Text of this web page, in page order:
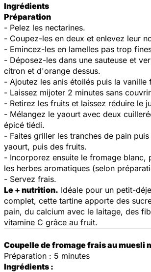
Ingrédients
Préparation
- Pelez les nectarines.
- Coupez-les en deux et enlevez leur
- Emincez-les en lamelles pas trop
- Déposez-les dans une sauteuse et
citron et d'orange dessus.
- Ajoutez les anis étoilés puis la vanille
- Laissez mijoter 2 minutes sans
- Retirez les fruits et laissez réduire le
- Mélangez le yaourt avec deux
épicé tiédi.
- Faites griller les tranches de pain
yaourt, puis des fruits.
- Incorporez ensuite le fromage blanc,
les herbes aromatiques (selon
- Servez frais.
Le + nutrition. Idéale pour un petit-
complet, cette tartine apporte des
pain, du calcium avec le laitage, des
vitamine C grâce au fruit.
Coupelle de fromage frais au muesli
Préparation : 5 minutes
Ingrédients :